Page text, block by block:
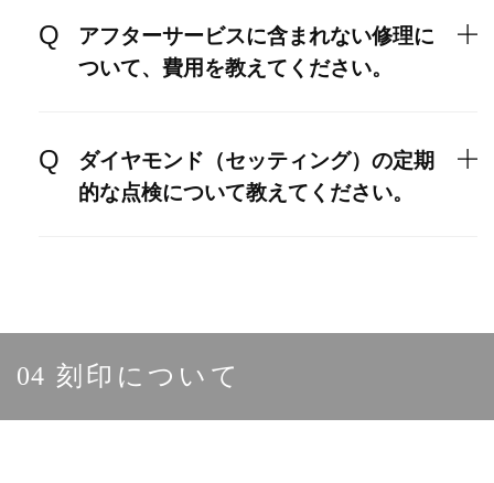
アフターサービスに含まれない修理に
ついて、費用を教えてください。
ダイヤモンド（セッティング）の定期
的な点検について教えてください。
04 刻印について